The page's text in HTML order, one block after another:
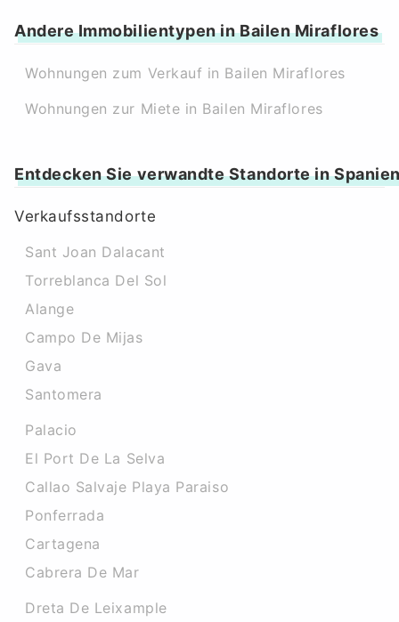
Andere Immobilientypen in Bailen Miraflores
Wohnungen zum Verkauf in Bailen Miraflores
Wohnungen zur Miete in Bailen Miraflores
Entdecken Sie verwandte Standorte in
Verkaufsstandorte
Sant Joan Dalacant
Torreblanca Del Sol
Alange
Campo De Mijas
Gava
Santomera
Palacio
El Port De La Selva
Callao Salvaje Playa Paraiso
Ponferrada
Cartagena
Cabrera De Mar
Dreta De Leixample